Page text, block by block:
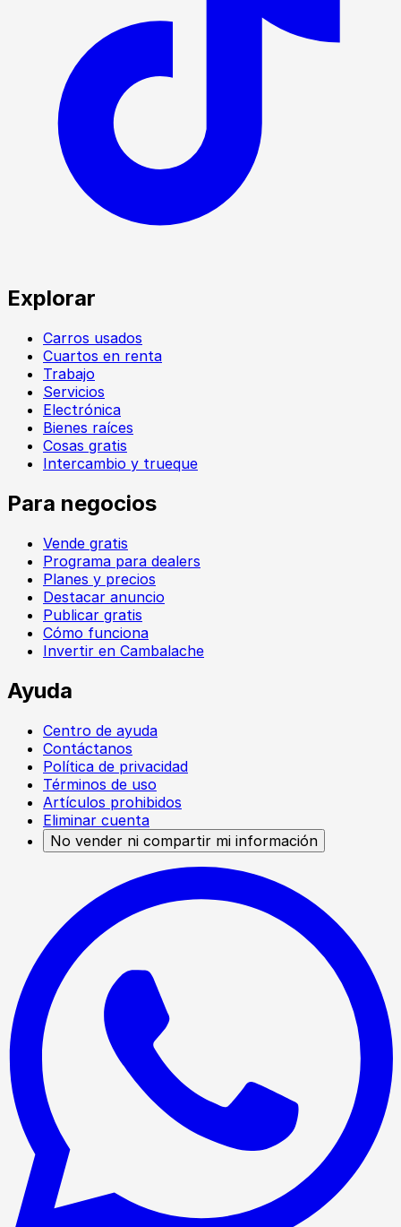
Explorar
Carros usados
Cuartos en renta
Trabajo
Servicios
Electrónica
Bienes raíces
Cosas gratis
Intercambio y trueque
Para negocios
Vende gratis
Programa para dealers
Planes y precios
Destacar anuncio
Publicar gratis
Cómo funciona
Invertir en Cambalache
Ayuda
Centro de ayuda
Contáctanos
Política de privacidad
Términos de uso
Artículos prohibidos
Eliminar cuenta
No vender ni compartir mi información